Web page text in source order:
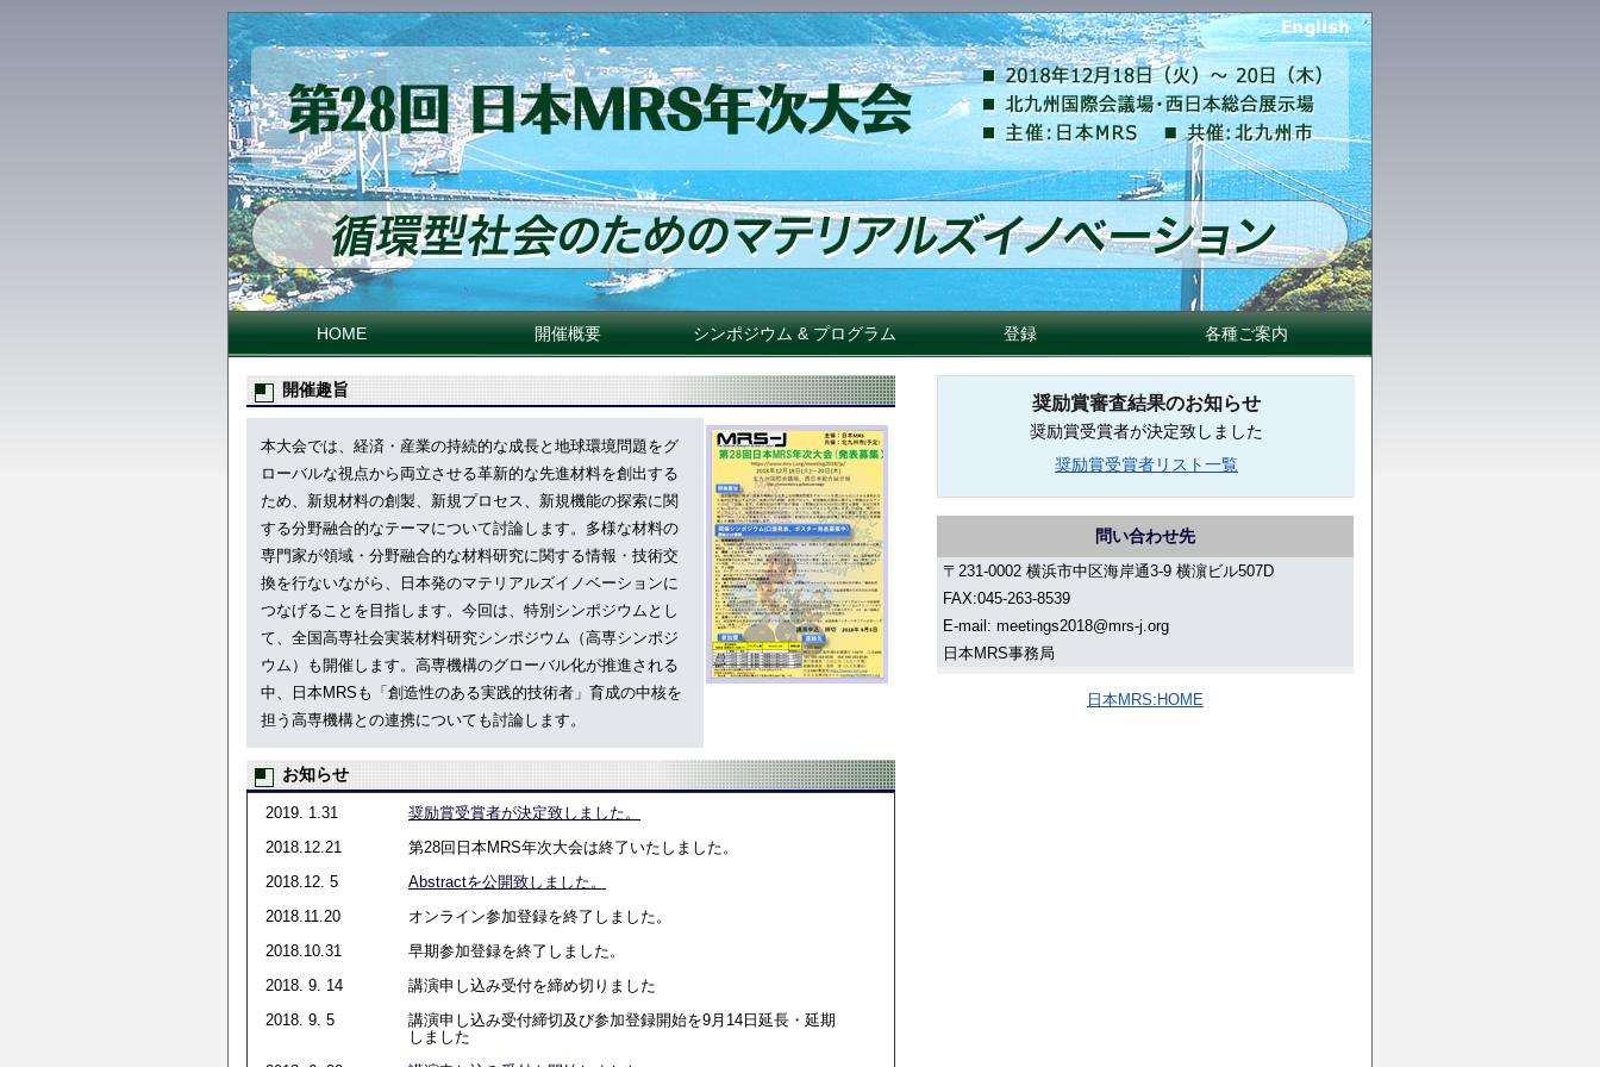
HOME 開催概要 シンポジウム & プログラム 登録 各種ご案内
開催趣旨
本大会では、経済・産業の持続的な成長と地球環境問題をグ
ローバルな視点から両立させる革新的な先進材料を創出する
ため、新規材料の創製、新規プロセス、新規機能の探索に関
する分野融合的なテーマについて討論します。多様な材料の
専門家が領域・分野融合的な材料研究に関する情報・技術交
換を行ないながら、日本発のマテリアルズイノベーションに
つなげることを目指します。今回は、特別シンポジウムとし
て、全国高専社会実装材料研究シンポジウム（高専シンポジ
ウム）も開催します。高専機構のグローバル化が推進される
中、日本MRSも「創造性のある実践的技術者」育成の中核を
担う高専機構との連携についても討論します。
お知らせ
2019. 1.31
奨励賞受賞者が決定致しました。
2018.12.21
第28回日本MRS年次大会は終了いたしました。
2018.12. 5
Abstractを公開致しました。
2018.11.20
オンライン参加登録を終了しました。
2018.10.31
早期参加登録を終了しました。
2018. 9. 14
講演申し込み受付を締め切りました
2018. 9. 5
講演申し込み受付締切及び参加登録開始を9月14日延長・延期
しました
奨励賞審査結果のお知らせ
奨励賞受賞者が決定致しました
奨励賞受賞者リスト一覧
問い合わせ先
〒231-0002 横浜市中区海岸通3-9 横濵ビル507D
FAX:045-263-8539
E-mail: meetings2018@mrs-j.org
日本MRS事務局
日本MRS:HOME